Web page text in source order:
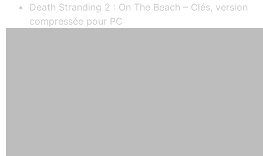
Death Stranding 2 : On The Beach – Clés, version
compressée pour PC